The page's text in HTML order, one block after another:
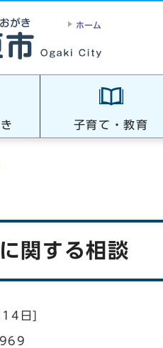
ホーム
子育て・教育
関する相談
日]